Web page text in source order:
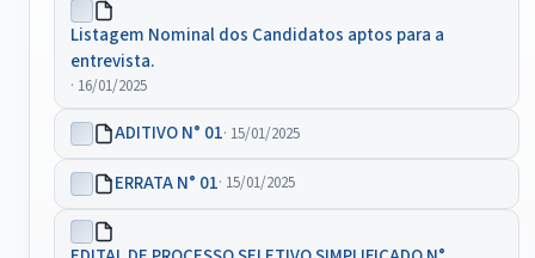
Listagem Nominal dos Candidatos aptos para a
entrevista.
· 16/01/2025
ADITIVO N° 01· 15/01/2025
ERRATA N° 01· 15/01/2025